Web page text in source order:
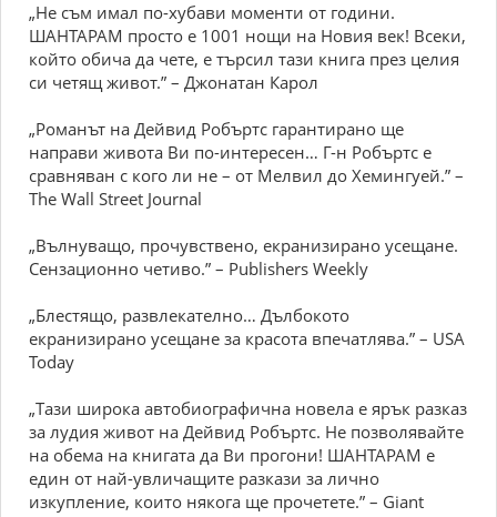
„Не съм имал по-хубави моменти от години.
ШАНТАРАМ просто е 1001 нощи на Новия век! Всеки,
който обича да чете, е търсил тази книга през целия
си четящ живот.” – Джонатан Карол
„Романът на Дейвид Робъртс гарантирано ще
направи живота Ви по-интересен… Г-н Робъртс е
сравняван с кого ли не – от Мелвил до Хемингуей.” –
The Wall Street Journal
„Вълнуващо, прочувствено, екранизирано усещане.
Сензационно четиво.” – Publishers Weekly
„Блестящо, развлекателно… Дълбокото
екранизирано усещане за красота впечатлява.” – USA
Today
„Тази широка автобиографична новела е ярък разказ
за лудия живот на Дейвид Робъртс. Не позволявайте
на обема на книгата да Ви прогони! ШАНТАРАМ е
един от най-увличащите разкази за лично
изкупление, които някога ще прочетете.” – Giant